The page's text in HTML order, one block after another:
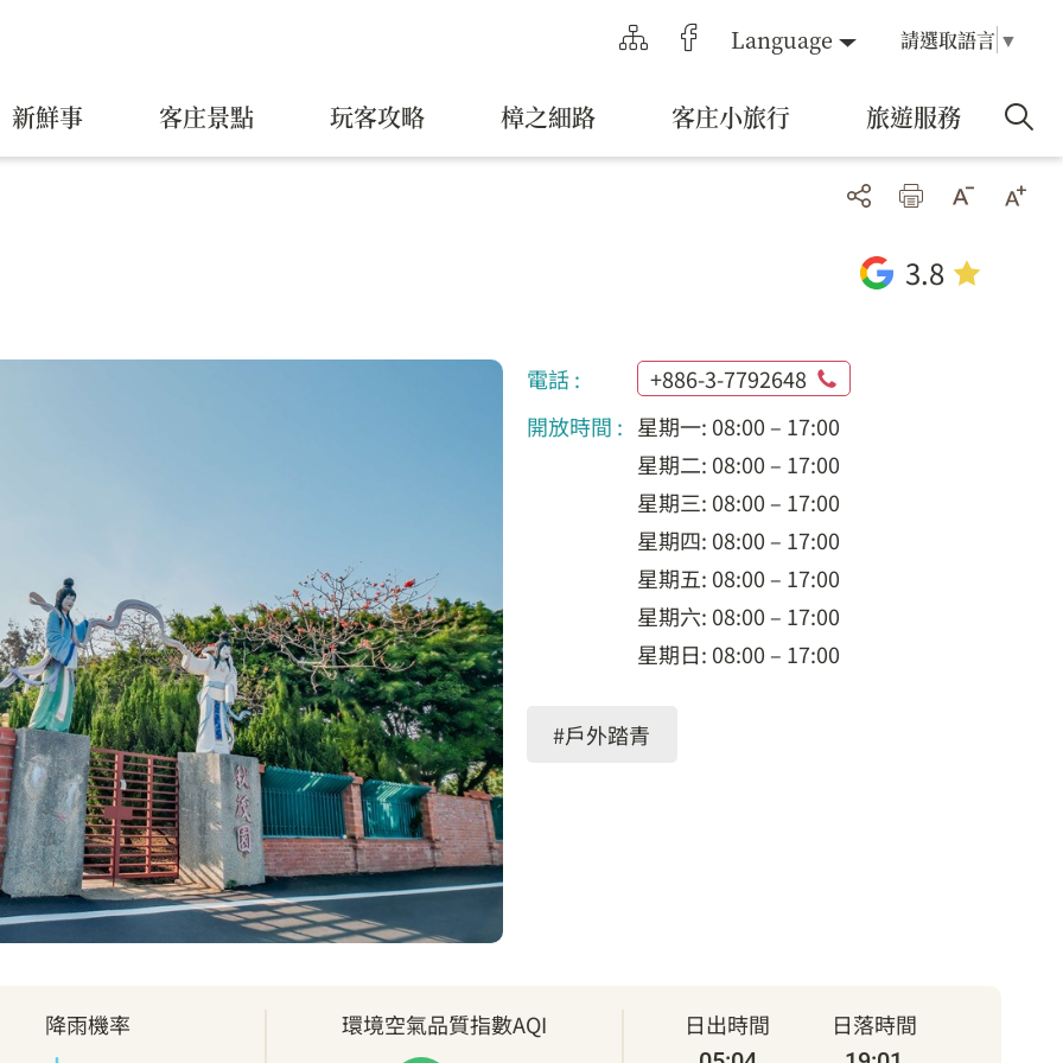
Language 請選取語言 ▼
新鮮事 客庄景點 玩客攻略 樟之細路 客庄小旅行 旅遊服務
3.8
電話 :
+886-3-7792648
開放時間 : 星期一: 08:00 – 17:00
星期二: 08:00 – 17:00
星期三: 08:00 – 17:00
星期四: 08:00 – 17:00
星期五: 08:00 – 17:00
星期六: 08:00 – 17:00
星期日: 08:00 – 17:00
#戶外踏青
降雨機率 環境空氣品質指數AQI 日出時間 日落時間